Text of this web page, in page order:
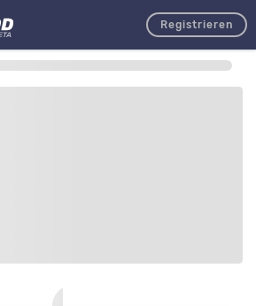
Registrieren